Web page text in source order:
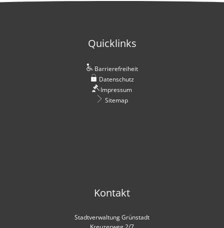
Quicklinks
Barrierefreiheit
Datenschutz
Impressum
Sitemap
Kontakt
Stadtverwaltung Grünstadt